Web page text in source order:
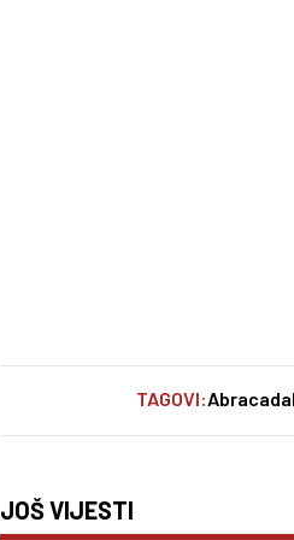
TAGOVI:
JOŠ VIJESTI